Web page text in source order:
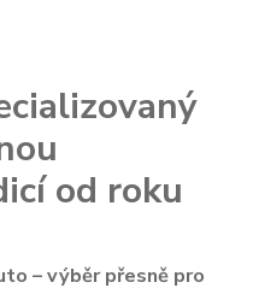
od roku
– výběr přesně pro